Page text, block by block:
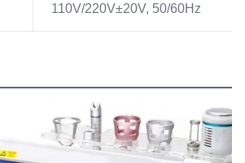
110V/220V±20V, 50/60Hz